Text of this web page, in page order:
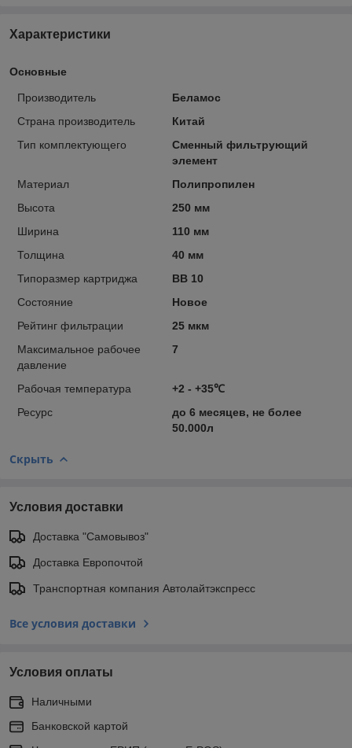
Характеристики
Основные
Производитель
Беламос
Страна производитель
Китай
Тип комплектующего
Сменный фильтрующий
элемент
Материал
Полипропилен
Высота
250 мм
Ширина
110 мм
Толщина
40 мм
Типоразмер картриджа
ВВ 10
Состояние
Новое
Рейтинг фильтрации
25 мкм
Максимальное рабочее
давление
7
Рабочая температура
+2 - +35℃
Ресурс
до 6 месяцев, не более
50.000л
Скрыть
Условия доставки
Доставка "Самовывоз"
Доставка Европочтой
Транспортная компания Автолайтэкспресс
Все условия доставки
Условия оплаты
Наличными
Банковской картой